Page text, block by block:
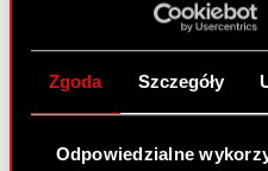
Zgoda Szczegóły
Odpowiedzialne
Raport bieżący